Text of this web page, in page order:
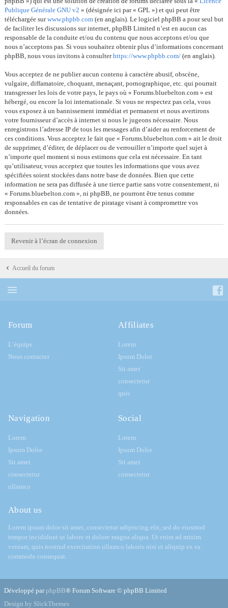
Publique Générale GNU v2 » (désignée ici par « GPL ») et qui peut être
téléchargée surwww.phpbb.com (en anglais). Le logiciel phpBB a pour seul but
de faciliter les discussions sur internet, phpBB Limited n’est en aucun cas
responsable de la conduite et/ou du contenu que nous acceptons et/ou que
nous n’acceptons pas. Si vous souhaitez obtenir plus d’informations concernant
phpBB, nous vous invitons à consulterhttps://www.phpbb.com/ (en anglais).
Vous acceptez de ne publier aucun contenu à caractère abusif, obscène,
vulgaire, diffamatoire, choquant, menaçant, pornographique, etc. qui pourrait
transgresser les lois de votre pays, le pays où « Forums.bluebelton.com » est
hébergé, ou encore la loi internationale. Si vous ne respectez pas cela, vous
vous exposez à un bannissement immédiat et permanent et nous avertirons
votre fournisseur d’accès à internet si nous le jugeons nécessaire. Nous
enregistrons l’adresse IP de tous les messages afin d’aider au renforcement de
ces conditions. Vous acceptez le fait que « Forums.bluebelton.com » ait le droit
de supprimer, d’éditer, de déplacer ou de verrouiller n’importe quel sujet à
n’importe quel moment si nous estimons que cela est nécessaire. En tant
qu’utilisateur, vous acceptez que toutes les informations que vous avez
spécifiées soient stockées dans notre base de données. Bien que cette
information ne sera pas diffusée à une tierce partie sans votre consentement, ni
« Forums.bluebelton.com », ni phpBB, ne pourront être tenus comme
responsables en cas de tentative de piratage visant à compromettre vos
données.
Revenir à l’écran de connexion
Accueil du forum
Forum
L’équipe
Nous contacter
Affiliates
Lorem
Ipsum Dolor
Sit amet
consectetur
quis
Navigation
Lorem
Ipsum Dolor
Sit amet
consectetur
ullamco
Social
Lorem
Ipsum Dolor
Sit amet
consectetur
About us
Lorem ipsum dolor sit amet, consectetur adipiscing elit, sed do eiusmod
tempor incididunt ut labore et dolore magna aliqua. Ut enim ad minim
veniam, quis nostrud exercitation ullamco laboris nisi ut aliquip ex ea
commodo consequat.
Développé parphpBB® Forum Software © phpBB Limited
Design by SlickThemes